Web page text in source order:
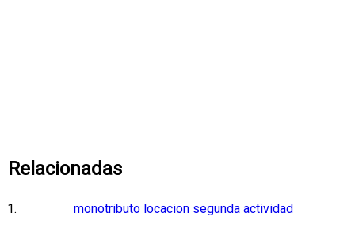
Relacionadas
monotributo locacion segunda actividad